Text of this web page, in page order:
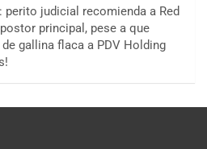
perito judicial recomienda a Red
principal, pese a que
gallina flaca a PDV Holding